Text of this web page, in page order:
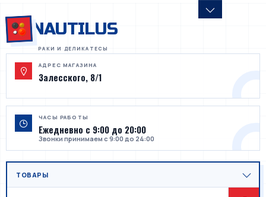
NAUTILUS
АДРЕС МАГАЗИНА
Залесского, 8/1
ЧАСЫ РАБОТЫ
Ежедневно с 9:00 до 20:00
Звонки принимаем с 9:00 до 24:00